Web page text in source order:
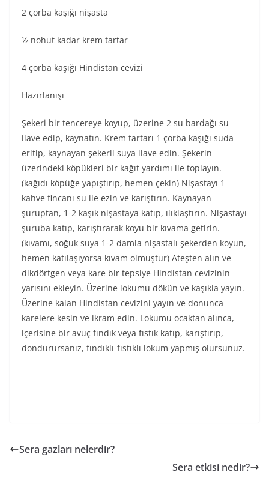
2 çorba kaşığı nişasta
½ nohut kadar krem tartar
4 çorba kaşığı Hindistan cevizi
Hazırlanışı
Şekeri bir tencereye koyup, üzerine 2 su bardağı su
ilave edip, kaynatın. Krem tartarı 1 çorba kaşığı suda
eritip, kaynayan şekerli suya ilave edin. Şekerin
üzerindeki köpükleri bir kağıt yardımı ile toplayın.
(kağıdı köpüğe yapıştırıp, hemen çekin) Nişastayı 1
kahve fincanı su ile ezin ve karıştırın. Kaynayan
şuruptan, 1-2 kaşık nişastaya katıp, ılıklaştırın. Nişastayı
şuruba katıp, karıştırarak koyu bir kıvama getirin.
(kıvamı, soğuk suya 1-2 damla nişastalı şekerden koyun,
hemen katılaşıyorsa kıvam olmuştur) Ateşten alın ve
dikdörtgen veya kare bir tepsiye Hindistan cevizinin
yarısını ekleyin. Üzerine lokumu dökün ve kaşıkla yayın.
Üzerine kalan Hindistan cevizini yayın ve donunca
karelere kesin ve ikram edin. Lokumu ocaktan alınca,
içerisine bir avuç fındık veya fıstık katıp, karıştırıp,
dondurursanız, fındıklı-fıstıklı lokum yapmış olursunuz.
Sera gazları nelerdir?
Sera etkisi nedir?